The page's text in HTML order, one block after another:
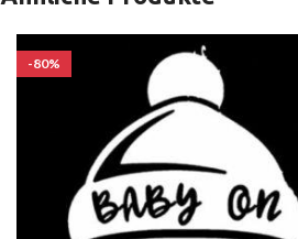
-80%